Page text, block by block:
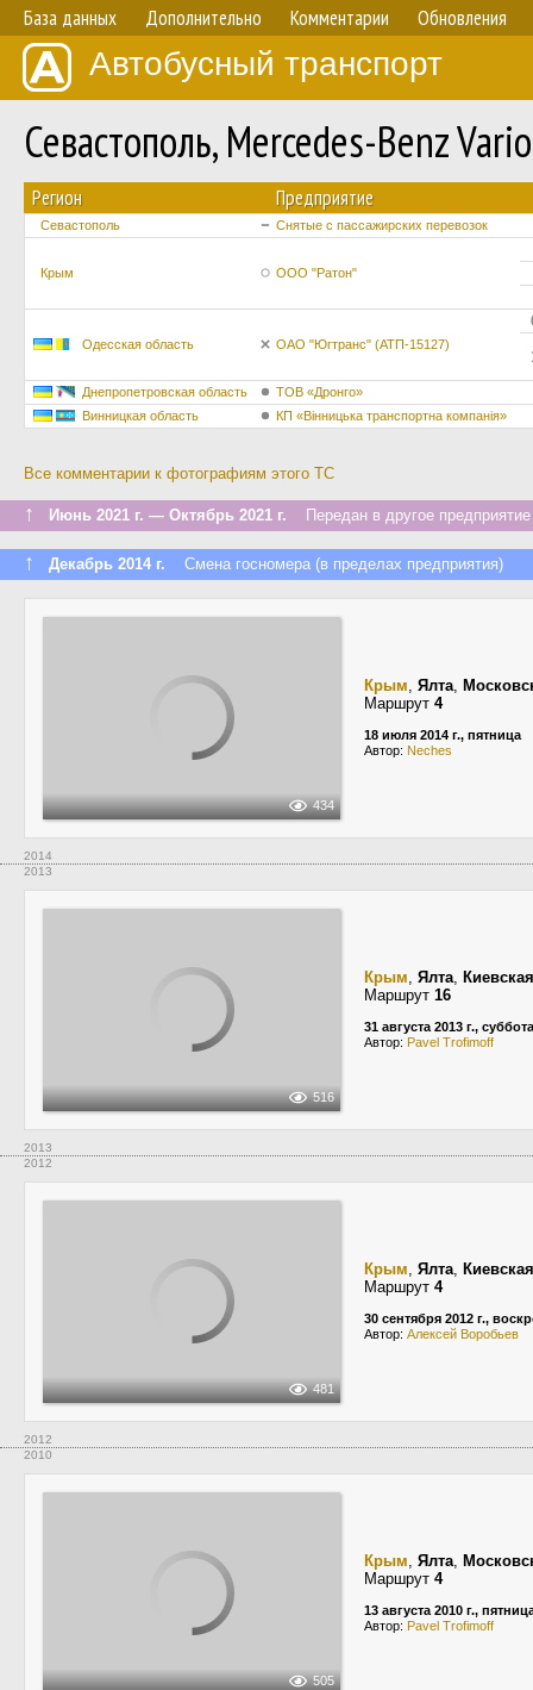
База данных Дополнительно Комментарии Обновления
Автобусный транспорт
Севастополь, Mercedes-Benz
Регион Предприятие
Севастополь Снятые с пассажирских перевозок
Крым ООО "Ратон"
Одесская область ОАО "Югтранс" (АТП-15127)
Днепропетровская область
ТОВ «Дронго»
Винницкая область
​КП «Вінницька транспортна компанія»
Все комментарии к фотографиям этого ТС
↑ Июнь 2021 г. — Октябрь 2021 г. Передан в другое
↑ Декабрь 2014 г. Смена госномера (в пределах предприятия)
434
Крым, Ялта,
Маршрут 4
18 июля 2014 г., пятница
Автор: Neches
2014
2013
516
Крым, Ялта,
Маршрут 16
31 августа 2013 г., суббота
Автор: Pavel Trofimoff
2013
2012
481
Крым, Ялта,
Маршрут 4
30 сентября 2012 г.,
Автор: Алексей Воробьев
2012
2010
505
Крым, Ялта,
Маршрут 4
13 августа 2010 г.,
Автор: Pavel Trofimoff